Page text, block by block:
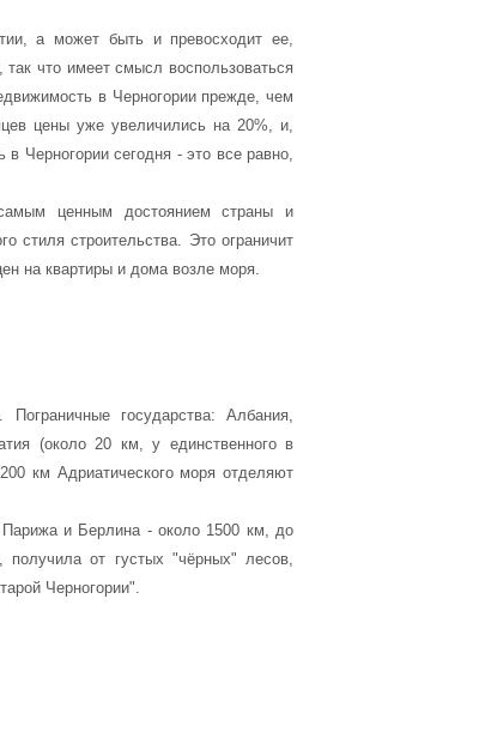
а может быть и превосходит ее,
что имеет смысл воспользоваться
в Черногории прежде, чем
цены уже увеличились на 20%, и,
Черногории сегодня - это все равно,
самым ценным достоянием страны и
стиля строительства. Это ограничит
на квартиры и дома возле моря.
Пограничные государства: Албания,
(около 20 км, у единственного в
км Адриатического моря отделяют
и Берлина - около 1500 км, до
от густых "чёрных" лесов,
Черногории".